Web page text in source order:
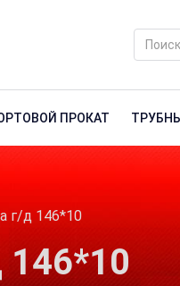
ПРОКАТ
г/д 146*10
146*10